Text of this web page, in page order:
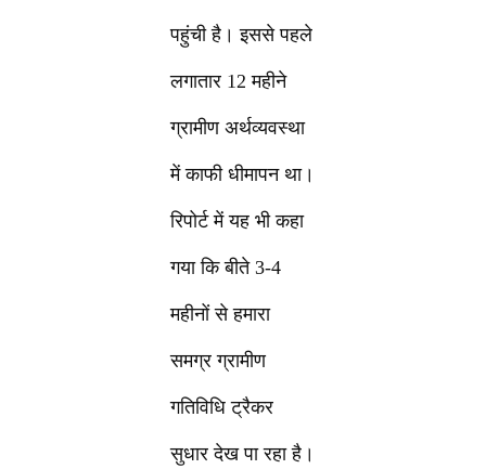
पहुंची है। इससे पहले
लगातार 12 महीने
ग्रामीण अर्थव्यवस्था
में काफी धीमापन था।
रिपोर्ट में यह भी कहा
गया कि बीते 3-4
महीनों से हमारा
समग्र ग्रामीण
गतिविधि ट्रैकर
सुधार देख पा रहा है।